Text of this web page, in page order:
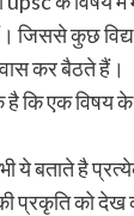
कुछ
कर बैठते हैं।
कि एक विषय के
ये बताते है
प्रकृति को